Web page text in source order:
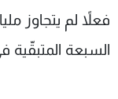
فعلاً لم يتجاوز
السبعة المتبقّية